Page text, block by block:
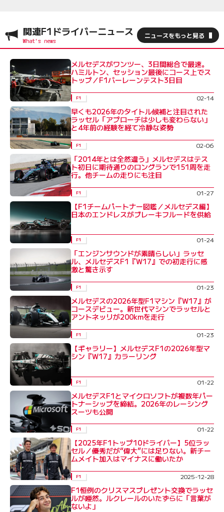
関連F1ドライバーニュース ニュースをもっと見る
メルセデスがワンツー、3日間総合で最速。
ハミルトン、セッション最後にコース上でス
トップ／F1バーレーンテスト3日目
F1 02-14
早くも2026年のタイトル候補と注目された
ラッセル「アプローチは少しも変わらない」
と4年前の経験を経て冷静な姿勢
F1 02-06
「2014年とは全然違う」メルセデスはテス
ト初日に期待通りのロングランで151周を走
行。他チームの走りにも注目
F1 01-27
【F1チームパートナー図鑑／メルセデス編】
日本のエンドレスがブレーキフルードを供給
F1 01-24
「エンジンサウンドが素晴らしい」ラッセ
ル、メルセデスF1『W17』での初走行に感
激と驚き示す
F1 01-23
メルセデスの2026年型F1マシン『W17』が
コースデビュー。新世代マシンでラッセルと
アントネッリが200kmを走行
F1 01-23
【ギャラリー】メルセデスF1の2026年型マ
シン『W17』カラーリング
F1 01-22
メルセデスF1とマイクロソフトが複数年パー
トナーシップを締結。2026年のレーシング
スーツも公開
F1 01-22
【2025年F1トップ10ドライバー】5位ラッ
セル／優秀だが“偉大”には足りない。新チー
ムメイト加入はマイナスに働いたか
F1 2025-12-28
F1恒例のクリスマスプレゼント交換でラッセ
ルが唖然。ルクレールのいたずらに「言葉が
ないよ」